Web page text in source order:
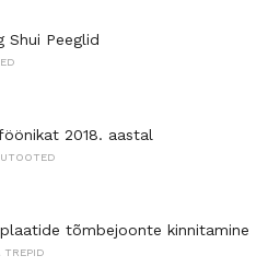
Shui Peeglid
2018. aastal
tõmbejoonte kinnitamine
TREPID